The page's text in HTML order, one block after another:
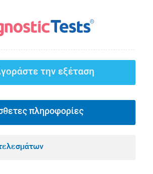
την εξέταση
πληροφορίες